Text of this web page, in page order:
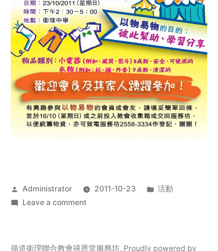
Posted
by
Administrator 2011-10-23
Posted
活動
Leave a commenton
服
循道衛理聯合教會禧恩堂服務坊, Proudly powered by